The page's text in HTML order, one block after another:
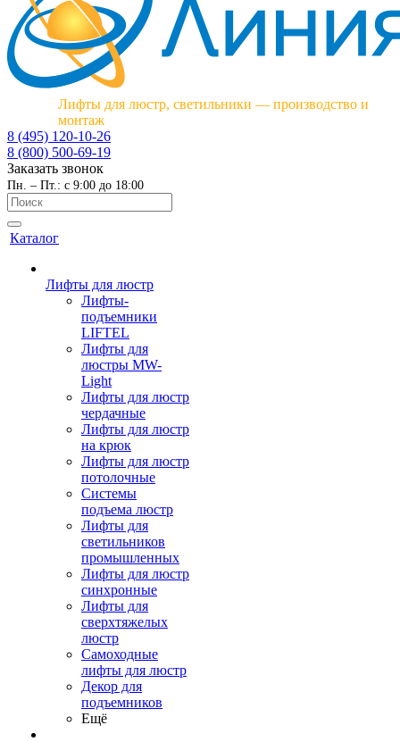
Лифты для люстр, светильники — производство и
монтаж
8 (495) 120-10-26
8 (800) 500-69-19
Заказать звонок
Пн. – Пт.: с 9:00 до 18:00
Каталог
Лифты для люстр
Лифты-
подъемники
LIFTEL
Лифты для
люстры MW-
Light
Лифты для люстр
чердачные
Лифты для люстр
на крюк
Лифты для люстр
потолочные
Системы
подъема люстр
Лифты для
светильников
промышленных
Лифты для люстр
синхронные
Лифты для
сверхтяжелых
люстр
Самоходные
лифты для люстр
Декор для
подъемников
Ещё